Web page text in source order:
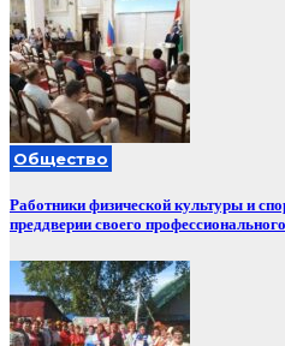
Общество
Работники физической культуры и
преддверии своего